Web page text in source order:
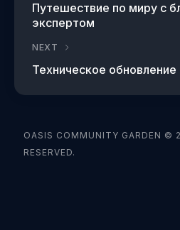
Путешествие по миру с
экспертом
NEXT
Техническое обновление
OASIS COMMUNITY GARDEN ©
RESERVED.